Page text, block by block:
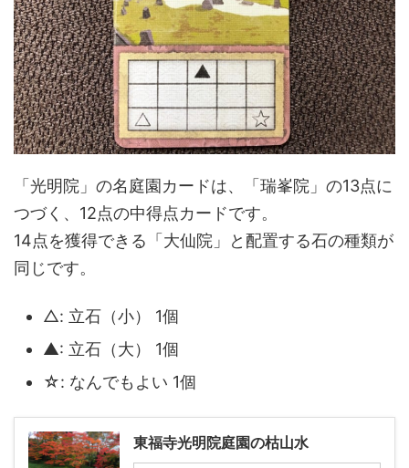
「光明院」の名庭園カードは、「瑞峯院」の13点に
つづく、12点の中得点カードです。
14点を獲得できる「大仙院」と配置する石の種類が
同じです。
△: 立石（小） 1個
▲: 立石（大） 1個
☆: なんでもよい 1個
東福寺光明院庭園の枯山水